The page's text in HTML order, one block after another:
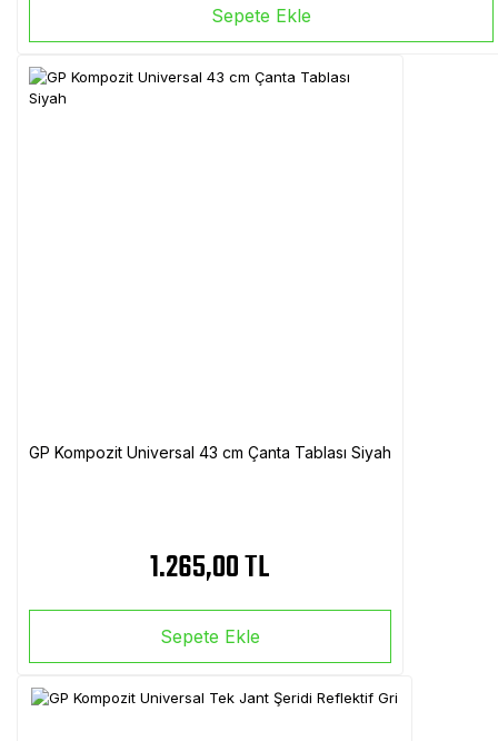
Sepete Ekle
GP Kompozit Universal 43 cm Çanta Tablası Siyah
1.265,00 TL
Sepete Ekle